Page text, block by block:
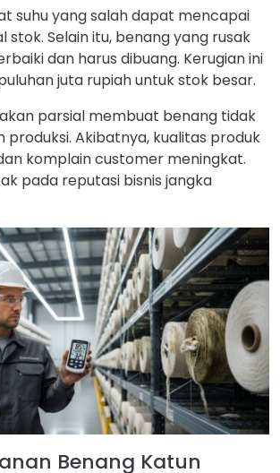
suhu yang salah dapat mencapai
stok. Selain itu, benang yang rusak
dan harus dibuang. Kerugian ini
juta rupiah untuk stok besar.
parsial membuat benang tidak
produksi. Akibatnya, kualitas produk
komplain customer meningkat.
pada reputasi bisnis jangka
Benang Katun